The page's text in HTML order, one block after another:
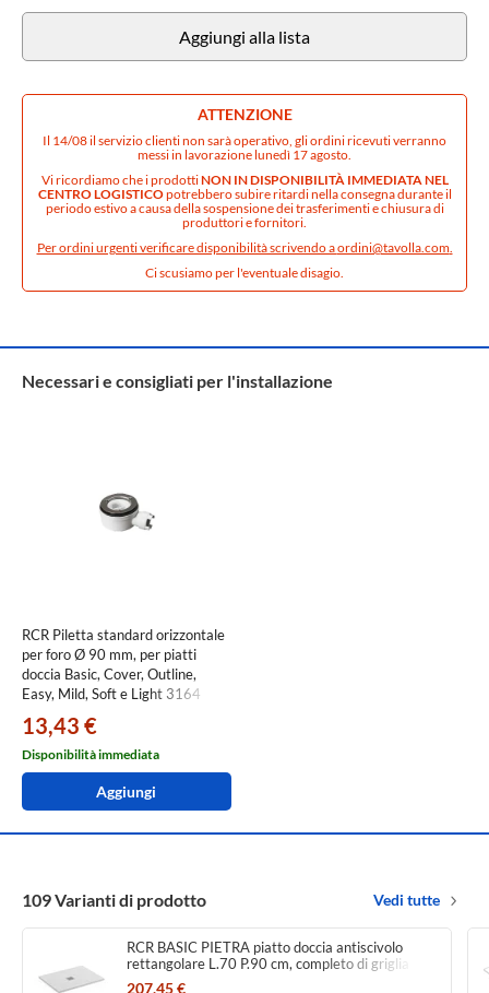
Aggiungi alla lista
ATTENZIONE
Il 14/08 il servizio clienti non sarà operativo, gli ordini ricevuti verranno
messi in lavorazione lunedì 17 agosto.
Vi ricordiamo che i prodottiNON IN DISPONIBILITÀ IMMEDIATA NEL
CENTRO LOGISTICOpotrebbero subire ritardi nella consegna durante il
periodo estivo a causa della sospensione dei trasferimenti e chiusura di
produttori e fornitori.
Per ordini urgenti verificare disponibilità scrivendo aordini@tavolla.com.
Ci scusiamo per l'eventuale disagio.
Necessari e consigliati per l'installazione
RCR Piletta standard orizzontale
per foro Ø 90 mm, per piatti
doccia Basic, Cover, Outline,
Easy, Mild, Soft e Light 3164
13,43 €
Disponibilità immediata
Aggiungi
109 Varianti di prodotto Vedi tutte
RCR BASIC PIETRA piatto doccia antiscivolo
rettangolare L.70 P.90 cm, completo di griglia
copripiletta in acciaio inossidabile, colore bianco
207,45 €